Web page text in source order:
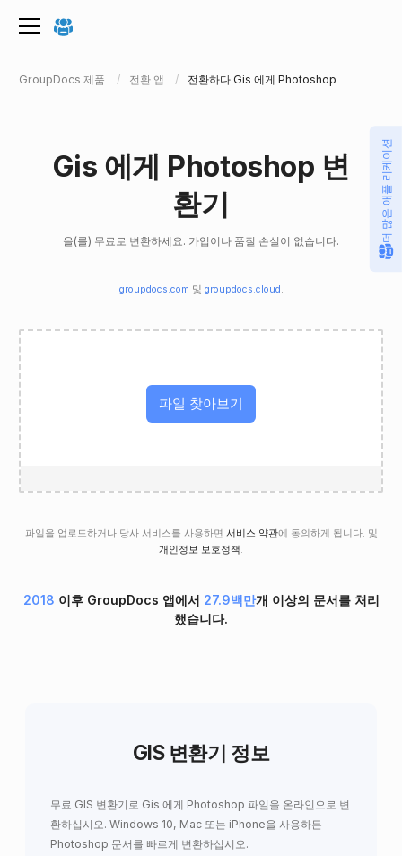
GroupDocs 제품 전환 앱 전환하다 Gis 에게 Photoshop
Gis 에게 Photoshop 변
환기
을(를) 무료로 변환하세요. 가입이나 품질 손실이 없습니다.
groupdocs.com 및 groupdocs.cloud .
파일 찾아보기
파일을 업로드하거나 당사 서비스를 사용하면 서비스 약관에 동의하게 됩니다. 및
개인정보 보호정책.
2018 이후 GroupDocs 앱에서 27.9백만개 이상의 문서를 처리
했습니다.
GIS 변환기 정보
무료 GIS 변환기로 Gis 에게 Photoshop 파일을 온라인으로 변
환하십시오. Windows 10, Mac 또는 iPhone을 사용하든
Photoshop 문서를 빠르게 변환하십시오.
더 많은 애플 리케이션